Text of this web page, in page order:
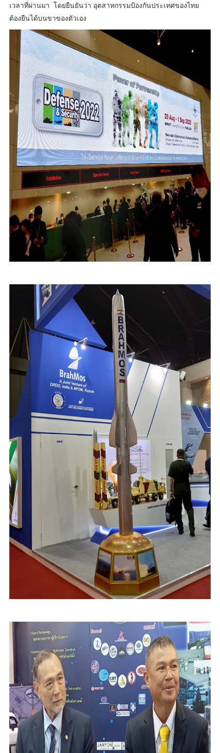
เวลาที่ผ่านมา โดยยืนยันว่า อุตสาหกรรมป้องกันประเทศของไทย
ต้องยืนได้บนขาของตัวเอง